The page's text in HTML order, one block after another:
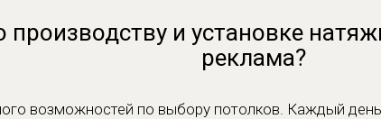
и установке
реклама?
возможностей по выбору потолков. Каждый